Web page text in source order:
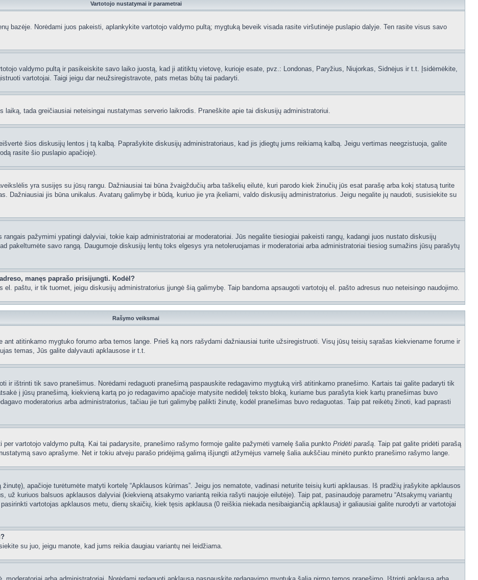
Vartotojo nustatymai ir parametrai
bazėje. Norėdami juos pakeisti, aplankykite vartotojo valdymo pultą; mygtuką beveik visada rasite viršutinėje puslapio dalyje. Ten rasite visus savo
valdymo pultą ir pasikeiskite savo laiko juostą, kad ji atitiktų vietovę, kurioje esate, pvz.: Londonas, Paryžius, Niujorkas, Sidnėjus ir t.t. Įsidėmėkite,
vartotojai. Taigi jeigu dar neužsiregistravote, pats metas būtų tai padaryti.
tada greičiausiai neteisingai nustatymas serverio laikrodis. Praneškite apie tai diskusijų administratoriui.
šios diskusijų lentos į tą kalbą. Paprašykite diskusijų administratoriaus, kad jis įdiegtų jums reikiamą kalbą. Jeigu vertimas neegzistuoja, galite
rasite šio puslapio apačioje).
yra susijęs su jūsų rangu. Dažniausiai tai būna žvaigždučių arba taškelių eilutė, kuri parodo kiek žinučių jūs esat parašę arba kokį statusą turite
Dažniausiai jis būna unikalus. Avatarų galimybę ir būdą, kuriuo jie yra įkeliami, valdo diskusijų administratorius. Jeigu negalite jų naudoti, susisiekite su
pažymimi ypatingi dalyviai, tokie kaip administratoriai ar moderatoriai. Jūs negalite tiesiogiai pakeisti rangų, kadangi juos nustato diskusijų
pakeltumėte savo rangą. Daugumoje diskusijų lentų toks elgesys yra netoleruojamas ir moderatoriai arba administratoriai tiesiog sumažins jūsų parašytų
manęs paprašo prisijungti. Kodėl?
paštu, ir tik tuomet, jeigu diskusijų administratorius įjungė šią galimybę. Taip bandoma apsaugoti vartotojų el. pašto adresus nuo neteisingo naudojimo.
Rašymo veiksmai
ant atitinkamo mygtuko forumo arba temos lange. Prieš ką nors rašydami dažniausiai turite užsiregistruoti. Visų jūsų teisių sąrašas kiekviename forume ir
temas, Jūs galite dalyvauti apklausose ir t.t.
ir ištrinti tik savo pranešimus. Norėdami redaguoti pranešimą paspauskite redagavimo mygtuką virš atitinkamo pranešimo. Kartais tai galite padaryti tik
į jūsų pranešimą, kiekvieną kartą po jo redagavimo apačioje matysite nedidelį teksto bloką, kuriame bus parašyta kiek kartų pranešimas buvo
moderatorius arba administratorius, tačiau jie turi galimybę palikti žinutę, kodėl pranešimas buvo redaguotas. Taip pat reikėtų žinoti, kad paprasti
vartotojo valdymo pultą. Kai tai padarysite, pranešimo rašymo formoje galite pažymėti varnelę šalia punkto Pridėti parašą. Taip pat galite pridėti parašą
savo aprašyme. Net ir tokiu atveju parašo pridėjimą galimą išjungti atžymėjus varnelę šalia aukščiau minėto punkto pranešimo rašymo lange.
apačioje turėtumėte matyti kortelę “Apklausos kūrimas”. Jeigu jos nematote, vadinasi neturite teisių kurti apklausas. Iš pradžių įrašykite apklausos
už kuriuos balsuos apklausos dalyviai (kiekvieną atsakymo variantą reikia rašyti naujoje eilutėje). Taip pat, pasinaudoję parametru “Atsakymų variantų
vartotojas apklausos metu, dienų skaičių, kiek tęsis apklausa (0 reiškia niekada nesibaigiančią apklausą) ir galiausiai galite nurodyti ar vartotojai
su juo, jeigu manote, kad jums reikia daugiau variantų nei leidžiama.